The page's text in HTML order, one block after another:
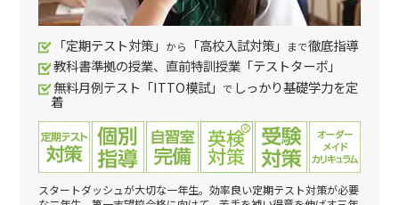
「定期テスト対策」 から 「高校入試対策」 まで徹底指導
教科書準拠の授業、直前特訓授業「テストターボ」
無料月例テスト「ITTO模試」 で しっかり基礎学力を定
着
スタートダッシュが大切な一年生。効率良い定期テスト対策が必要